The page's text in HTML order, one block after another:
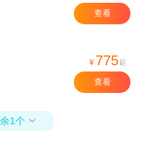
查看
¥ 775起
查看
1个 